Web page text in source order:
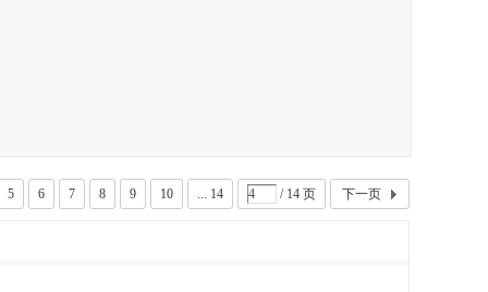
5 6 7 8 9 10 ... 14 / 14 页 下一页